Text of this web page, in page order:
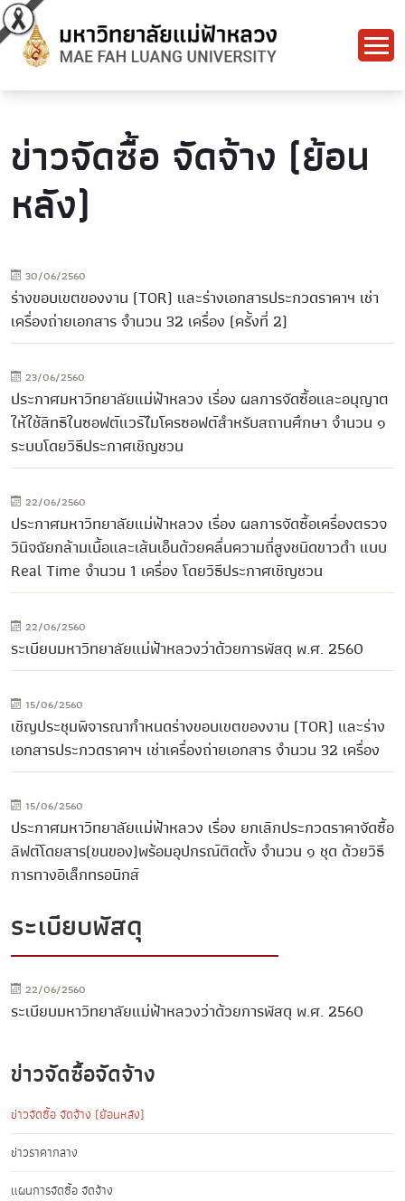
ข่าวจัดซื้อ จัดจ้าง (ย้อน
หลัง)
30/06/2560
ร่างขอบเขตของงาน (TOR) และร่างเอกสารประกวดราคาฯ เช่า
เครื่องถ่ายเอกสาร จำนวน 32 เครื่อง (ครั้งที่ 2)
23/06/2560
ประกาศมหาวิทยาลัยแม่ฟ้าหลวง เรื่อง ผลการจัดซื้อและอนุญาต
ให้ใช้สิทธิในซอฟต์แวร์ไมโครซอฟต์สำหรับสถานศึกษา จำนวน ๑
ระบบโดยวิธีประกาศเชิญชวน
22/06/2560
ประกาศมหาวิทยาลัยแม่ฟ้าหลวง เรื่อง ผลการจัดซื้อเครื่องตรวจ
วินิจฉัยกล้ามเนื้อและเส้นเอ็นด้วยคลื่นความถี่สูงชนิดขาวดำ แบบ
Real Time จำนวน 1 เครื่อง โดยวิธีประกาศเชิญชวน
22/06/2560
ระเบียบมหาวิทยาลัยแม่ฟ้าหลวงว่าด้วยการพัสดุ พ.ศ. 2560
15/06/2560
เชิญประชุมพิจารณากำหนดร่างขอบเขตของงาน (TOR) และร่าง
เอกสารประกวดราคาฯ เช่าเครื่องถ่ายเอกสาร จำนวน 32 เครื่อง
15/06/2560
ประกาศมหาวิทยาลัยแม่ฟ้าหลวง เรื่อง ยกเลิกประกวดราคาจัดซื้อ
ลิฟต์โดยสาร(ขนของ)พร้อมอุปกรณ์ติดตั้ง จำนวน ๑ ชุด ด้วยวิธี
การทางอิเล็กทรอนิกส์
ระเบียบพัสดุ
22/06/2560
ระเบียบมหาวิทยาลัยแม่ฟ้าหลวงว่าด้วยการพัสดุ พ.ศ. 2560
ข่าวจัดซื้อจัดจ้าง
ข่าวจัดซื้อ จัดจ้าง (ย้อนหลัง)
ข่าวราคากลาง
แผนการจัดซื้อ จัดจ้าง